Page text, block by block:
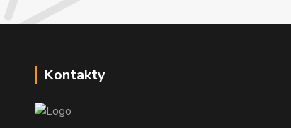
Kontakty